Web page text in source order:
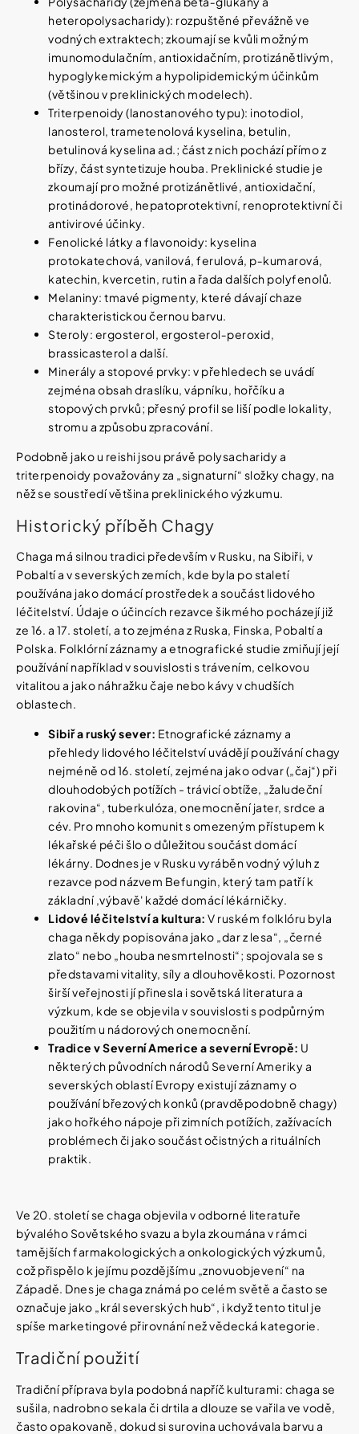
heteropolysacharidy): rozpuštěné převážně ve
vodných extraktech; zkoumají se kvůli možným
imunomodulačním, antioxidačním, protizánětlivým,
hypoglykemickým a hypolipidemickým účinkům
(většinou v preklinických modelech).
Triterpenoidy (lanostanového typu): inotodiol,
lanosterol, trametenolová kyselina, betulin,
betulinová kyselina ad.; část z nich pochází přímo z
břízy, část syntetizuje houba. Preklinické studie je
zkoumají pro možné protizánětlivé, antioxidační,
protinádorové, hepatoprotektivní, renoprotektivní či
antivirové účinky.
Fenolické látky a flavonoidy: kyselina
protokatechová, vanilová, ferulová, p‑kumarová,
katechin, kvercetin, rutin a řada dalších polyfenolů.
Melaniny: tmavé pigmenty, které dávají chaze
charakteristickou černou barvu.
Steroly: ergosterol, ergosterol‑peroxid,
brassicasterol a další.
Minerály a stopové prvky: v přehledech se uvádí
zejména obsah draslíku, vápníku, hořčíku a
stopových prvků; přesný profil se liší podle lokality,
stromu a způsobu zpracování.
Podobně jako u reishi jsou právě polysacharidy a
triterpenoidy považovány za „signaturní“ složky chagy, na
něž se soustředí většina preklinického výzkumu.
Historický příběh Chagy
Chaga má silnou tradici především v Rusku, na Sibiři, v
Pobaltí a v severských zemích, kde byla po staletí
používána jako domácí prostředek a součást lidového
léčitelství. Údaje o účincích rezavce šikmého pocházejí již
ze 16. a 17. století, a to zejména z Ruska, Finska, Pobaltí a
Polska. Folklórní záznamy a etnografické studie zmiňují její
používání například v souvislosti s trávením, celkovou
vitalitou a jako náhražku čaje nebo kávy v chudších
oblastech.
Sibiř a ruský sever: Etnografické záznamy a
přehledy lidového léčitelství uvádějí používání chagy
nejméně od 16. století, zejména jako odvar („čaj“) při
dlouhodobých potížích - trávicí obtíže, „žaludeční
rakovina“, tuberkulóza, onemocnění jater, srdce a
cév. Pro mnoho komunit s omezeným přístupem k
lékařské péči šlo o důležitou součást domácí
lékárny. Dodnes je v Rusku vyráběn vodný výluh z
rezavce pod názvem Befungin, který tam patří k
základní ,výbavě' každé domácí lékárničky.
Lidové léčitelství a kultura: V ruském folklóru byla
chaga někdy popisována jako „dar z lesa“, „černé
zlato“ nebo „houba nesmrtelnosti“; spojovala se s
představami vitality, síly a dlouhověkosti. Pozornost
širší veřejnosti jí přinesla i sovětská literatura a
výzkum, kde se objevila v souvislosti s podpůrným
použitím u nádorových onemocnění.
Tradice v Severní Americe a severní Evropě: U
některých původních národů Severní Ameriky a
severských oblastí Evropy existují záznamy o
používání březových konků (pravděpodobně chagy)
jako hořkého nápoje při zimních potížích, zažívacích
problémech či jako součást očistných a rituálních
praktik.
Ve 20. století se chaga objevila v odborné literatuře
bývalého Sovětského svazu a byla zkoumána v rámci
tamějších farmakologických a onkologických výzkumů,
což přispělo k jejímu pozdějšímu „znovuobjevení“ na
Západě. Dnes je chaga známá po celém světě a často se
označuje jako „král severských hub“, i když tento titul je
spíše marketingové přirovnání než vědecká kategorie.
Tradiční použití
Tradiční příprava byla podobná napříč kulturami: chaga se
sušila, nadrobno sekala či drtila a dlouze se vařila ve vodě,
často opakovaně, dokud si surovina uchovávala barvu a